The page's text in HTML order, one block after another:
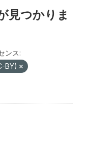
見つかりま
ンス:
BY)